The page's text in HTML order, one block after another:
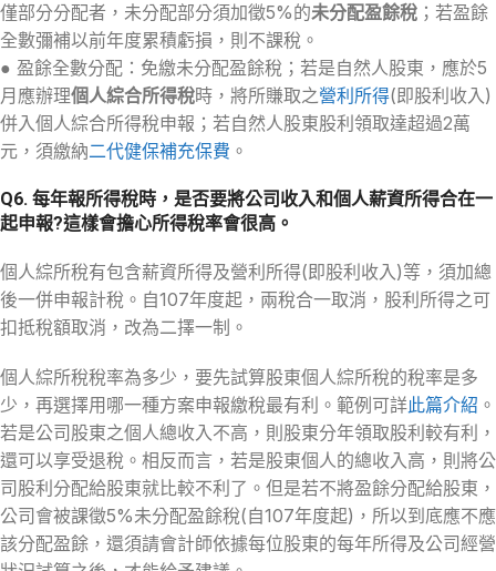
僅部分分配者，未分配部分須加徵5%的未分配盈餘稅 ；若盈餘
全數彌補以前年度累積虧損，則不課稅。
● 盈餘全數分配：免繳未分配盈餘稅；若是自然人股東，應於5
月應辦理個人綜合所得稅時，將所賺取之營利所得(即股利收入)
併入個人綜合所得稅申報；若自然人股東股利領取達超過2萬
元，須繳納二代健保補充保費 。
Q6. 每年報所得稅時，是否要將公司收入和個人薪資所得合在一
起申報?這樣會擔心所得稅率會很高。
個人綜所稅有包含薪資所得及營利所得(即股利收入)等，須加總
後一併申報計稅。自107年度起，兩稅合一取消，股利所得之可
扣抵稅額取消，改為二擇一制。
個人綜所稅稅率為多少，要先試算股東個人綜所稅的稅率是多
少，再選擇用哪一種方案申報繳稅最有利。範例可詳此篇介紹 。
若是公司股東之個人總收入不高，則股東分年領取股利較有利，
還可以享受退稅。相反而言，若是股東個人的總收入高，則將公
司股利分配給股東就比較不利了。但是若不將盈餘分配給股東，
公司會被課徵5%未分配盈餘稅(自107年度起)，所以到底應不應
該分配盈餘，還須請會計師依據每位股東的每年所得及公司經營